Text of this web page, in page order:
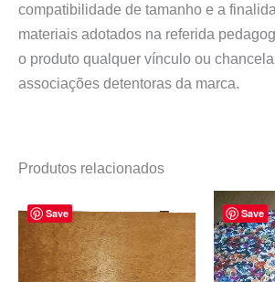
compatibilidade de tamanho e a
materiais adotados na referida
o produto qualquer vínculo ou
associações detentoras da marca.
Produtos relacionados
Save Save